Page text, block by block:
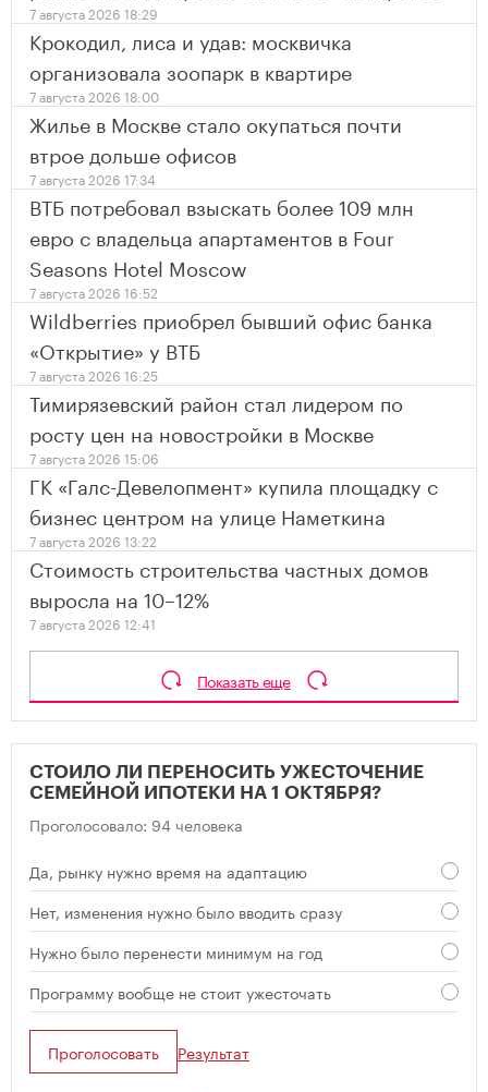
7 августа 2026 18:29
Крокодил, лиса и удав: москвичка
организовала зоопарк в квартире
7 августа 2026 18:00
Жилье в Москве стало окупаться почти
втрое дольше офисов
7 августа 2026 17:34
ВТБ потребовал взыскать более 109 млн
евро с владельца апартаментов в Four
Seasons Hotel Moscow
7 августа 2026 16:52
Wildberries приобрел бывший офис банка
«Открытие» у ВТБ
7 августа 2026 16:25
Тимирязевский район стал лидером по
росту цен на новостройки в Москве
7 августа 2026 15:06
ГК «Галс-Девелопмент» купила площадку с
бизнес центром на улице Наметкина
7 августа 2026 13:22
Стоимость строительства частных домов
выросла на 10–12%
7 августа 2026 12:41
Показать еще
СТОИЛО ЛИ ПЕРЕНОСИТЬ УЖЕСТОЧЕНИЕ
СЕМЕЙНОЙ ИПОТЕКИ НА 1 ОКТЯБРЯ?
Проголосовало: 94 человека
Да, рынку нужно время на адаптацию
Нет, изменения нужно было вводить сразу
Нужно было перенести минимум на год
Программу вообще не стоит ужесточать
Проголосовать Результат